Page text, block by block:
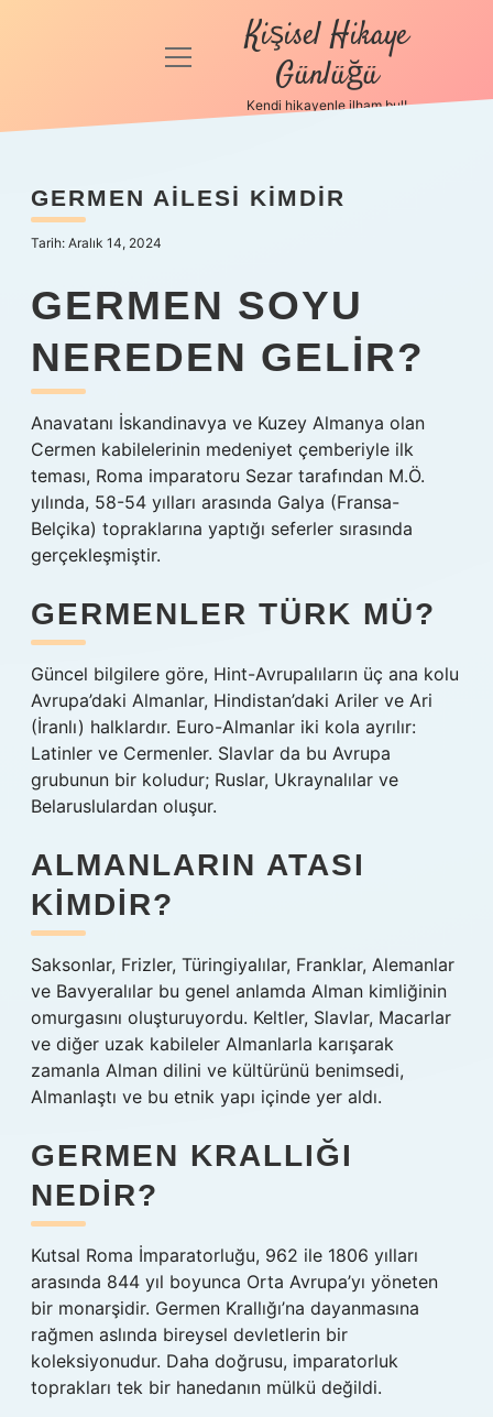
Anasayfa
Politikası
Yasal Uyarı
Hakkımızda
menüyü
Kişisel Hikaye
Günlüğü
Kendi hikayenle ilham bul!
GERMEN AILESI KIMDIR
Tarih: Aralık 14, 2024
GERMEN SOYU
NEREDEN GELIR?
Anavatanı İskandinavya ve Kuzey Almanya olan
Cermen kabilelerinin medeniyet çemberiyle ilk
teması, Roma imparatoru Sezar tarafından M.Ö.
yılında, 58-54 yılları arasında Galya (Fransa-
Belçika) topraklarına yaptığı seferler sırasında
gerçekleşmiştir.
GERMENLER TÜRK MÜ?
Güncel bilgilere göre, Hint-Avrupalıların üç ana kolu
Avrupa’daki Almanlar, Hindistan’daki Ariler ve Ari
(İranlı) halklardır. Euro-Almanlar iki kola ayrılır:
Latinler ve Cermenler. Slavlar da bu Avrupa
grubunun bir koludur; Ruslar, Ukraynalılar ve
Belaruslulardan oluşur.
ALMANLARIN ATASI
KIMDIR?
Saksonlar, Frizler, Türingiyalılar, Franklar, Alemanlar
ve Bavyeralılar bu genel anlamda Alman kimliğinin
omurgasını oluşturuyordu. Keltler, Slavlar, Macarlar
ve diğer uzak kabileler Almanlarla karışarak
zamanla Alman dilini ve kültürünü benimsedi,
Almanlaştı ve bu etnik yapı içinde yer aldı.
GERMEN KRALLIĞI
NEDIR?
Kutsal Roma İmparatorluğu, 962 ile 1806 yılları
arasında 844 yıl boyunca Orta Avrupa’yı yöneten
bir monarşidir. Germen Krallığı’na dayanmasına
rağmen aslında bireysel devletlerin bir
koleksiyonudur. Daha doğrusu, imparatorluk
toprakları tek bir hanedanın mülkü değildi.